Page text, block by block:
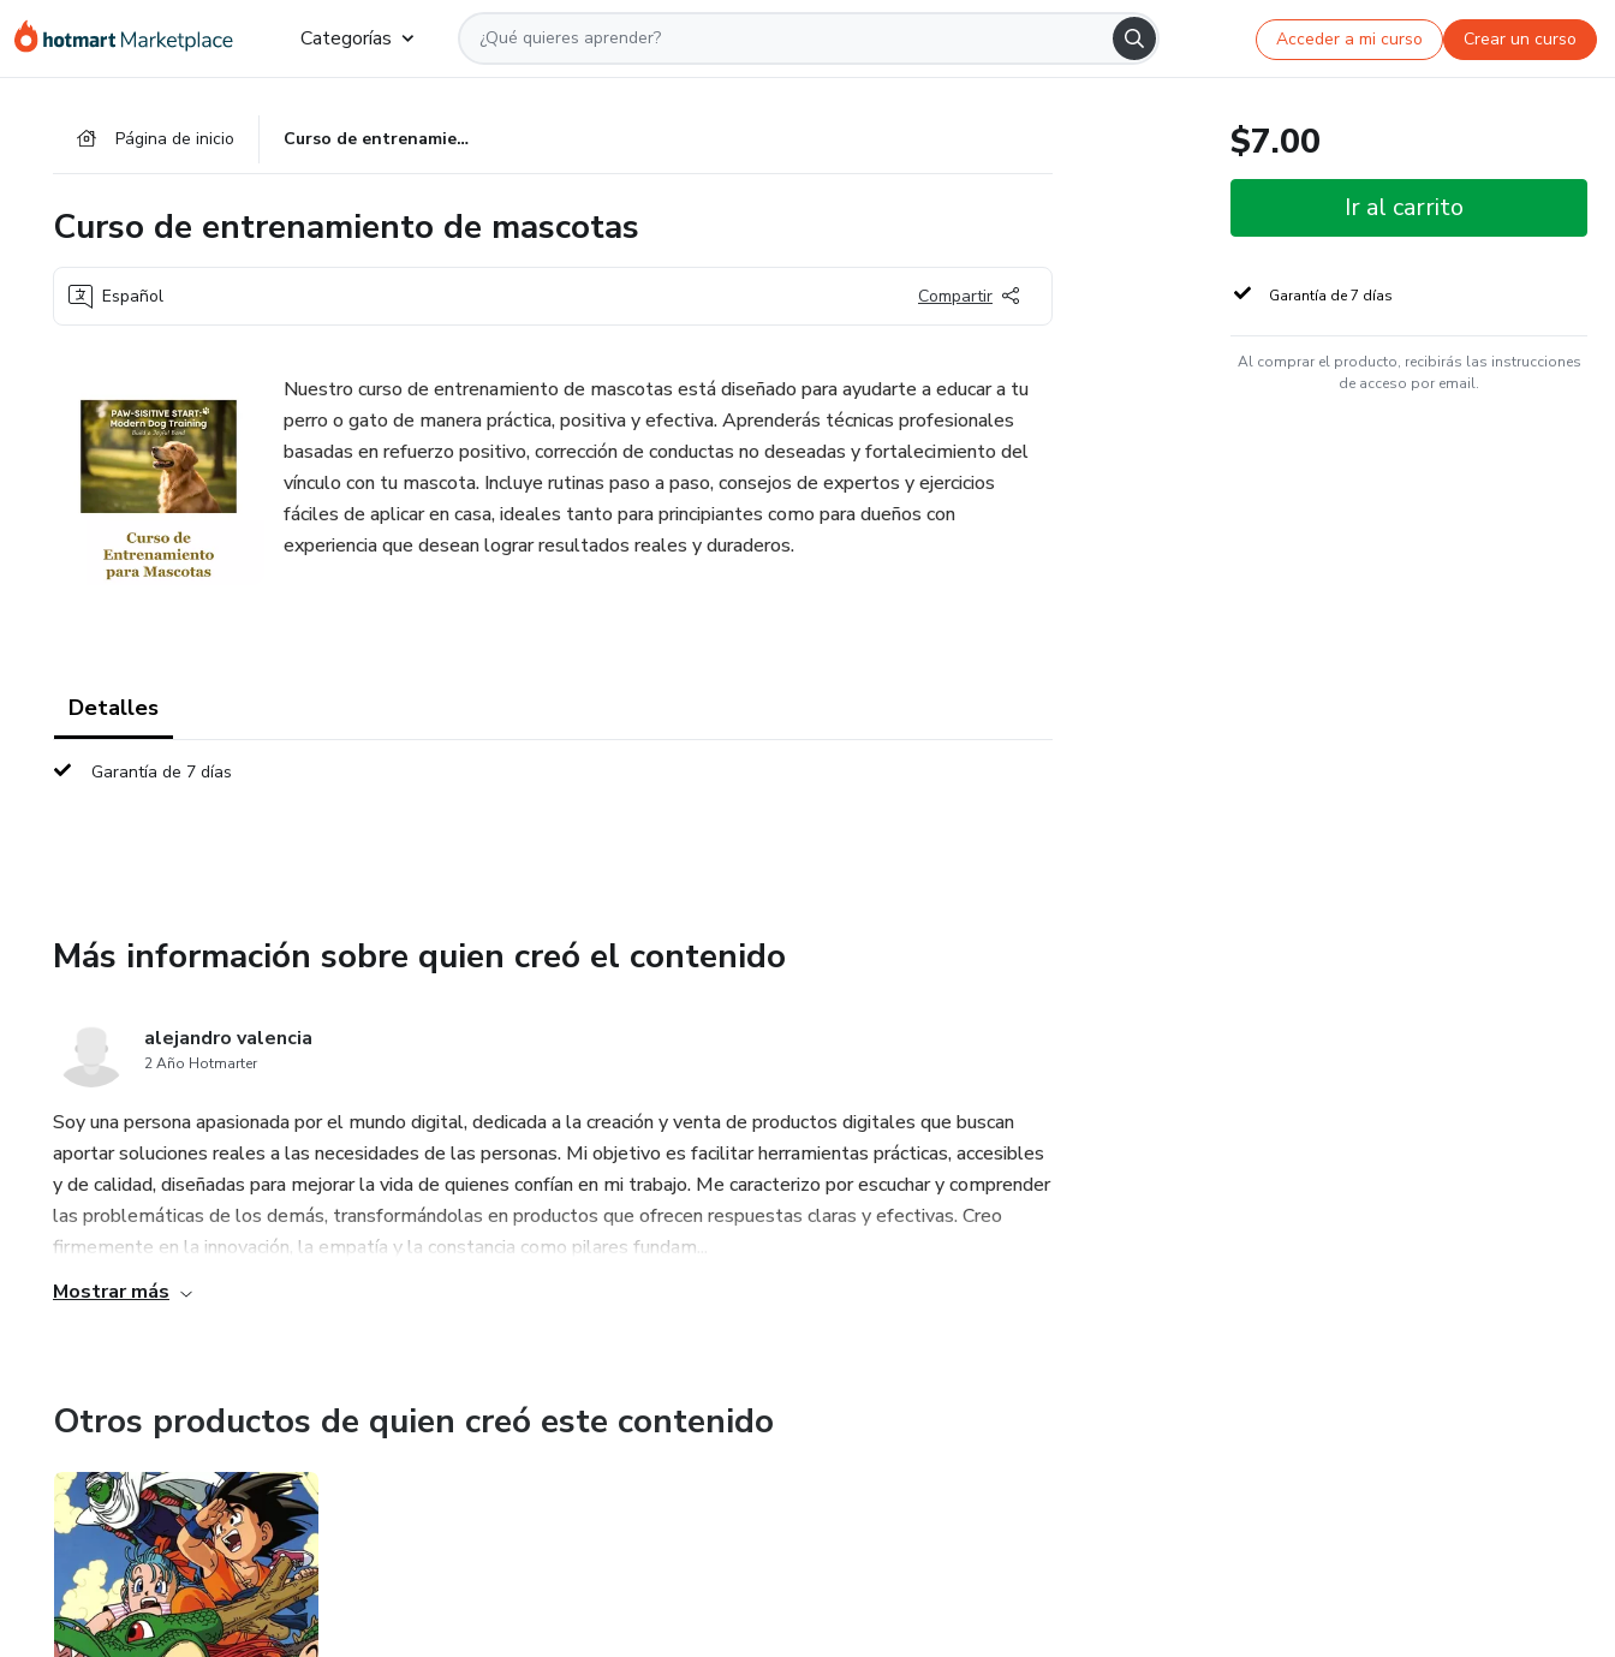
Categorías Acceder a mi curso Crear un curso
Página de inicio Curso de entrenamiento de mascotas
Curso de entrenamiento de mascotas
Español Compartir
Nuestro curso de entrenamiento de mascotas está diseñado para ayudarte a educar a tu
perro o gato de manera práctica, positiva y efectiva. Aprenderás técnicas profesionales
basadas en refuerzo positivo, corrección de conductas no deseadas y fortalecimiento del
vínculo con tu mascota. Incluye rutinas paso a paso, consejos de expertos y ejercicios
fáciles de aplicar en casa, ideales tanto para principiantes como para dueños con
experiencia que desean lograr resultados reales y duraderos.
Detalles
Garantía de 7 días
Más información sobre quien creó el contenido
alejandro valencia
2 Año Hotmarter
Soy una persona apasionada por el mundo digital, dedicada a la creación y venta de productos digitales que buscan
aportar soluciones reales a las necesidades de las personas. Mi objetivo es facilitar herramientas prácticas, accesibles
y de calidad, diseñadas para mejorar la vida de quienes confían en mi trabajo. Me caracterizo por escuchar y comprender
las problemáticas de los demás, transformándolas en productos que ofrecen respuestas claras y efectivas. Creo
firmemente en la innovación, la empatía y la constancia como pilares fundam...
Mostrar más
Otros productos de quien creó este contenido
$7.00
Ir al carrito
Garantía de 7 días
Al comprar el producto, recibirás las instrucciones
de acceso por email.